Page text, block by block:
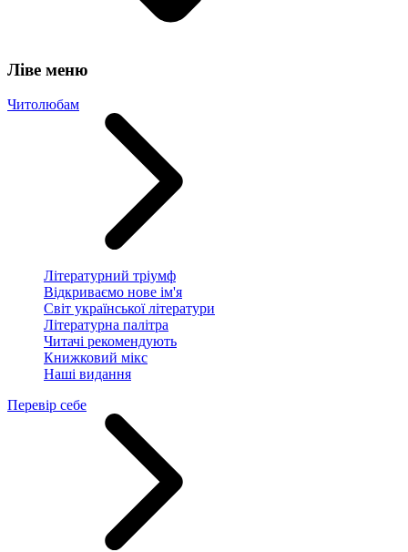
Ліве меню
Читолюбам
Літературний тріумф
Відкриваємо нове ім'я
Світ української літератури
Літературна палітра
Читачі рекомендують
Книжковий мікс
Наші видання
Перевір себе